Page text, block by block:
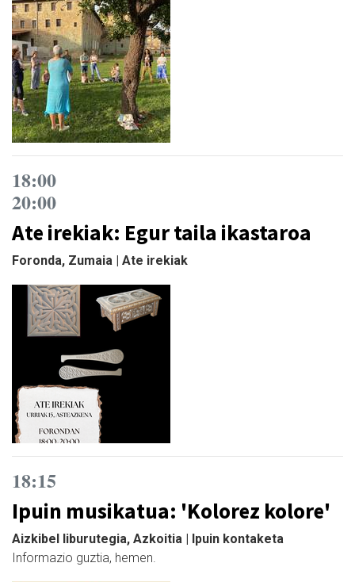
18:00
20:00
Ate irekiak: Egur taila ikastaroa
Foronda, Zumaia | Ate irekiak
18:15
Ipuin musikatua: 'Kolorez kolore'
Aizkibel liburutegia, Azkoitia | Ipuin kontaketa
Informazio guztia, hemen.